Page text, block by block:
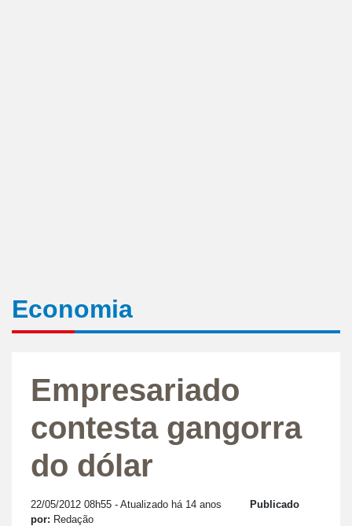
Economia
Empresariado
contesta gangorra
do dólar
22/05/2012 08h55 - Atualizado há 14 anos
Publicado
por: Redação